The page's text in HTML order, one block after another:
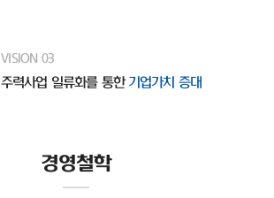
VISION 03
주력사업 일류화를 통한 기업가치 증대
경영철학